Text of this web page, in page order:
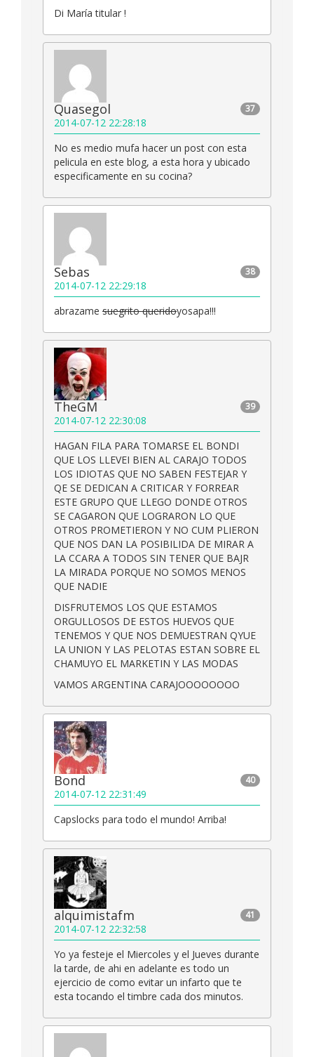
Di María titular !
37
Quasegol
2014-07-12 22:28:18
No es medio mufa hacer un post con esta
pelicula en este blog, a esta hora y ubicado
especificamente en su cocina?
38
Sebas
2014-07-12 22:29:18
abrazame suegrito queridoyosapa!!!
39
TheGM
2014-07-12 22:30:08
HAGAN FILA PARA TOMARSE EL BONDI
QUE LOS LLEVEI BIEN AL CARAJO TODOS
LOS IDIOTAS QUE NO SABEN FESTEJAR Y
QE SE DEDICAN A CRITICAR Y FORREAR
ESTE GRUPO QUE LLEGO DONDE OTROS
SE CAGARON QUE LOGRARON LO QUE
OTROS PROMETIERON Y NO CUM PLIERON
QUE NOS DAN LA POSIBILIDA DE MIRAR A
LA CCARA A TODOS SIN TENER QUE BAJR
LA MIRADA PORQUE NO SOMOS MENOS
QUE NADIE
DISFRUTEMOS LOS QUE ESTAMOS
ORGULLOSOS DE ESTOS HUEVOS QUE
TENEMOS Y QUE NOS DEMUESTRAN QYUE
LA UNION Y LAS PELOTAS ESTAN SOBRE EL
CHAMUYO EL MARKETIN Y LAS MODAS
VAMOS ARGENTINA CARAJOOOOOOOO
40
Bond
2014-07-12 22:31:49
Capslocks para todo el mundo! Arriba!
41
alquimistafm
2014-07-12 22:32:58
Yo ya festeje el Miercoles y el Jueves durante
la tarde, de ahi en adelante es todo un
ejercicio de como evitar un infarto que te
esta tocando el timbre cada dos minutos.